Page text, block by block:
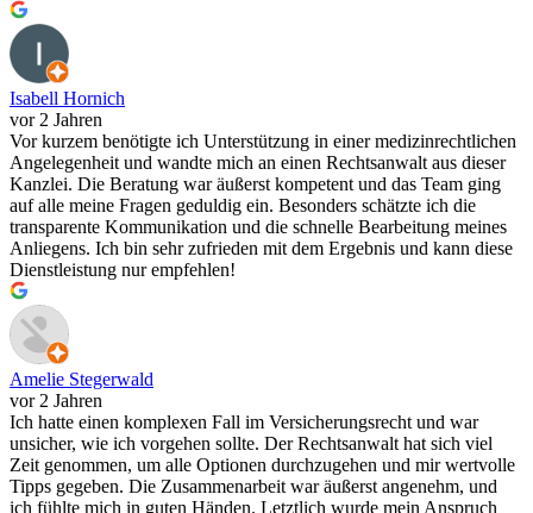
Isabell Hornich
vor 2 Jahren
Vor kurzem benötigte ich Unterstützung in einer medizinrechtlichen
Angelegenheit und wandte mich an einen Rechtsanwalt aus dieser
Kanzlei. Die Beratung war äußerst kompetent und das Team ging
auf alle meine Fragen geduldig ein. Besonders schätzte ich die
transparente Kommunikation und die schnelle Bearbeitung meines
Anliegens. Ich bin sehr zufrieden mit dem Ergebnis und kann diese
Dienstleistung nur empfehlen!
Amelie Stegerwald
vor 2 Jahren
Ich hatte einen komplexen Fall im Versicherungsrecht und war
unsicher, wie ich vorgehen sollte. Der Rechtsanwalt hat sich viel
Zeit genommen, um alle Optionen durchzugehen und mir wertvolle
Tipps gegeben. Die Zusammenarbeit war äußerst angenehm, und
ich fühlte mich in guten Händen. Letztlich wurde mein Anspruch